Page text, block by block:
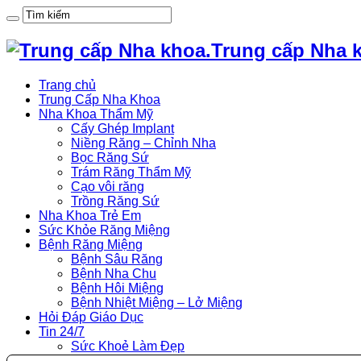
Trung cấp Nha
Trang chủ
Trung Cấp Nha Khoa
Nha Khoa Thẩm Mỹ
Cấy Ghép Implant
Niềng Răng – Chỉnh Nha
Bọc Răng Sứ
Trám Răng Thẩm Mỹ
Cạo vôi răng
Trồng Răng Sứ
Nha Khoa Trẻ Em
Sức Khỏe Răng Miệng
Bệnh Răng Miệng
Bệnh Sâu Răng
Bệnh Nha Chu
Bệnh Hôi Miệng
Bệnh Nhiệt Miệng – Lở Miệng
Hỏi Đáp Giáo Dục
Tin 24/7
Sức Khoẻ Làm Đẹp